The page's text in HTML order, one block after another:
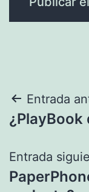
de
Entrada
¿PlayBook
Entrada